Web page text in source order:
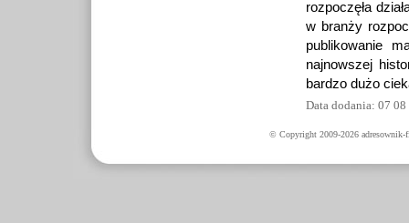
rozpoczęła
w branży
publikowanie
najnowszej
bardzo dużo
Data dodania: 07
© Copyright 2009-2026